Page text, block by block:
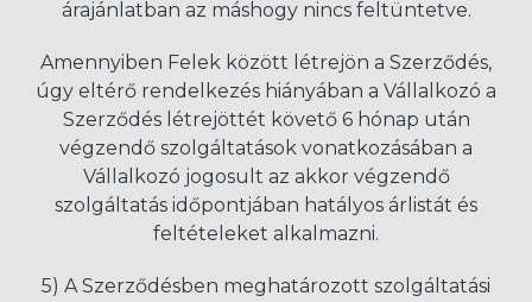
árajánlatban az máshogy nincs feltüntetve.
Amennyiben Felek között létrejön a Szerződés,
úgy eltérő rendelkezés hiányában a Vállalkozó a
Szerződés létrejöttét követő 6 hónap után
végzendő szolgáltatások vonatkozásában a
Vállalkozó jogosult az akkor végzendő
szolgáltatás időpontjában hatályos árlistát és
feltételeket alkalmazni.
5) A Szerződésben meghatározott szolgáltatási